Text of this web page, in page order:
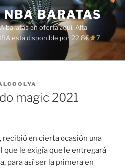
BARATAS
baratas en oferta aquí. Alta
está disponible por 22,8€
7
magic 2021
recibió en cierta ocasión una
que le exigía que le entregará
para así ser la primera en